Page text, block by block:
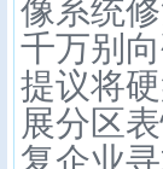
像系统
千万别
提议将
展分区
复企业寻